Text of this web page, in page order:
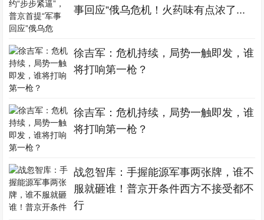
事回应”俄乌危机！火药味有点浓了...
徐吉军：危机持续，局势一触即发，谁
将打响第一枪？
徐吉军：危机持续，局势一触即发，谁
将打响第一枪？
战忽智库：手握能源军事两张牌，谁不
服就砸谁！普京开条件西方不接受都不
行